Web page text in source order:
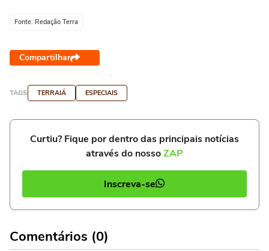
Fonte: Redação Terra
Compartilhar
TAGS TERRAIÁ ESPECIAIS
Curtiu? Fique por dentro das principais notícias
através do nossoZAP
Inscreva-se
Comentários (0)